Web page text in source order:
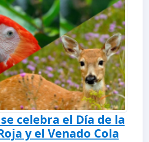
celebra el Día de la
y el Venado Cola